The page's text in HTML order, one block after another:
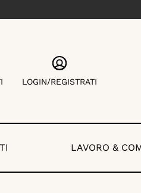
LOGIN/REGISTRATI
LAVORO &